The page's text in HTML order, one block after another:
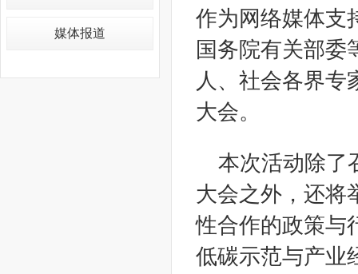
媒体报道
作为网络媒体支
国务院有关部委
人、社会各界专
大会。
本次活动除了
大会之外，还将
性合作的政策与
低碳示范与产业